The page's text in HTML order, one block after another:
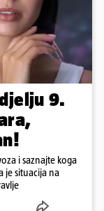
9.
i saznajte koga
je situacija na